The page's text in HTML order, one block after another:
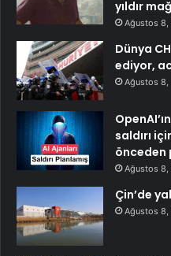
yıldır
Ağustos 8,
Dünya
ediyor,
Ağustos 8,
saldırı
önceden
Ağustos 8,
Çin’de
Ağustos 8,